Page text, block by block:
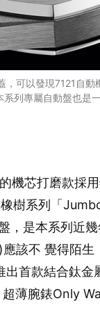
可以發現7121自
列專屬自動盤也是一
機芯打磨款採
樹系列「
，是本系列近
該不 覺得陌
首款結合鈦金
薄腕錶Only